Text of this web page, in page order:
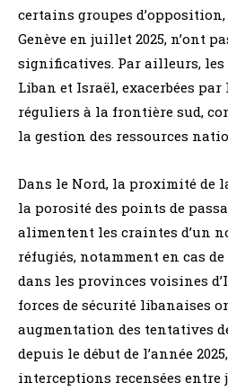
certains groupes d’opposition,
Genève en juillet 2025, n’ont
significatives. Par ailleurs,
Liban et Israël, exacerbées
réguliers à la frontière sud,
la gestion des ressources
Dans le Nord, la proximité de
la porosité des points de
alimentent les craintes d’un
réfugiés, notamment en cas
dans les provinces voisines
forces de sécurité libanaises
augmentation des tentatives
depuis le début de l’année
interceptions recensées entre